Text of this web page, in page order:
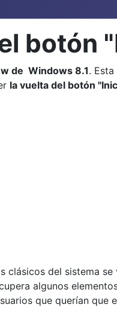
botón
de Windows 8.1.
la vuelta del botón
clásicos del sistema se
algunos
que querían que